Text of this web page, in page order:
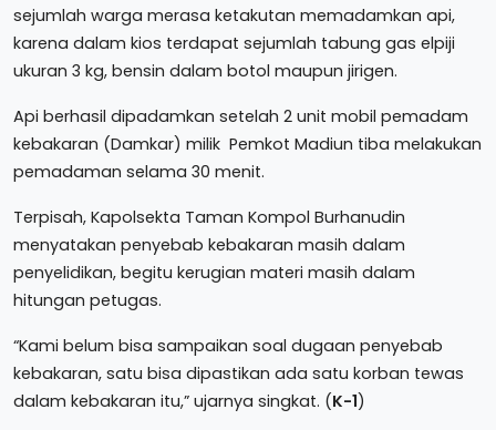
sejumlah warga merasa ketakutan memadamkan api,
karena dalam kios terdapat sejumlah tabung gas elpiji
ukuran 3 kg, bensin dalam botol maupun jirigen.
Api berhasil dipadamkan setelah 2 unit mobil pemadam
kebakaran (Damkar) milik Pemkot Madiun tiba melakukan
pemadaman selama 30 menit.
Terpisah, Kapolsekta Taman Kompol Burhanudin
menyatakan penyebab kebakaran masih dalam
penyelidikan, begitu kerugian materi masih dalam
hitungan petugas.
“Kami belum bisa sampaikan soal dugaan penyebab
kebakaran, satu bisa dipastikan ada satu korban tewas
dalam kebakaran itu,” ujarnya singkat. (K-1)